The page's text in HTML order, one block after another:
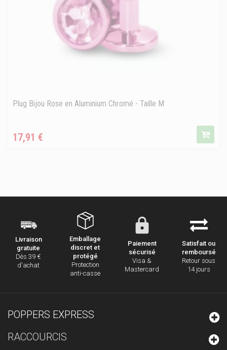
Plug Bijou Rose en Aluminium Chromé - Taille M
17,91 €
Livraison
gratuite
Dès 39 €
d'achat
Emballage
discret et
protégé
Protection
anti-casse
Paiement
sécurisé
Visa &
Mastercard
Satisfait ou
remboursé
Retour sous
14 jours
POPPERS EXPRESS
RACCOURCIS